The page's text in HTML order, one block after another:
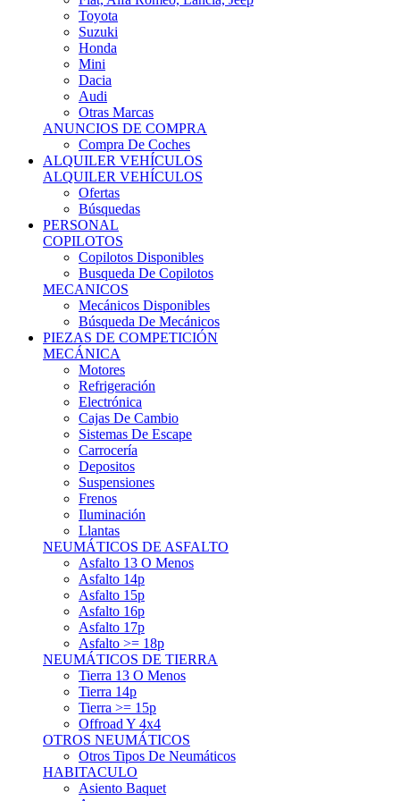
Suzuki
Honda
Mini
Dacia
Audi
Otras Marcas
ANUNCIOS DE COMPRA
Compra De Coches
ALQUILER VEHÍCULOS
ALQUILER VEHÍCULOS
Ofertas
Búsquedas
PERSONAL
COPILOTOS
Copilotos Disponibles
Busqueda De Copilotos
MECANICOS
Mecánicos Disponibles
Búsqueda De Mecánicos
PIEZAS DE COMPETICIÓN
MECÁNICA
Motores
Refrigeración
Electrónica
Cajas De Cambio
Sistemas De Escape
Carrocería
Depositos
Suspensiones
Frenos
Iluminación
Llantas
NEUMÁTICOS DE ASFALTO
Asfalto 13 O Menos
Asfalto 14p
Asfalto 15p
Asfalto 16p
Asfalto 17p
Asfalto >= 18p
NEUMÁTICOS DE TIERRA
Tierra 13 O Menos
Tierra 14p
Tierra >= 15p
Offroad Y 4x4
OTROS NEUMÁTICOS
Otros Tipos De Neumáticos
HABITACULO
Asiento Baquet
Arneses
Volantes